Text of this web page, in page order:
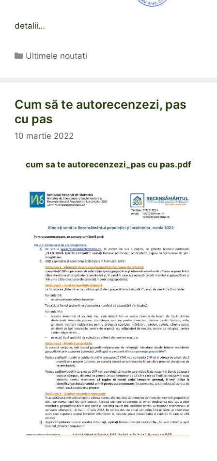
detalii…
Categorii
Ultimele noutati
Cum să te autorecenzezi, pas
cu pas
10 martie 2022
cum sa te autorecenzezi_pas cu pas.pdf